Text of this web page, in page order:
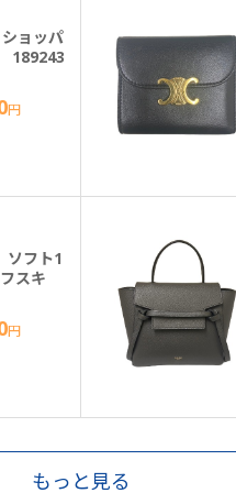
ョッパ
189243
円
フト1
スキ
円
もっと見る